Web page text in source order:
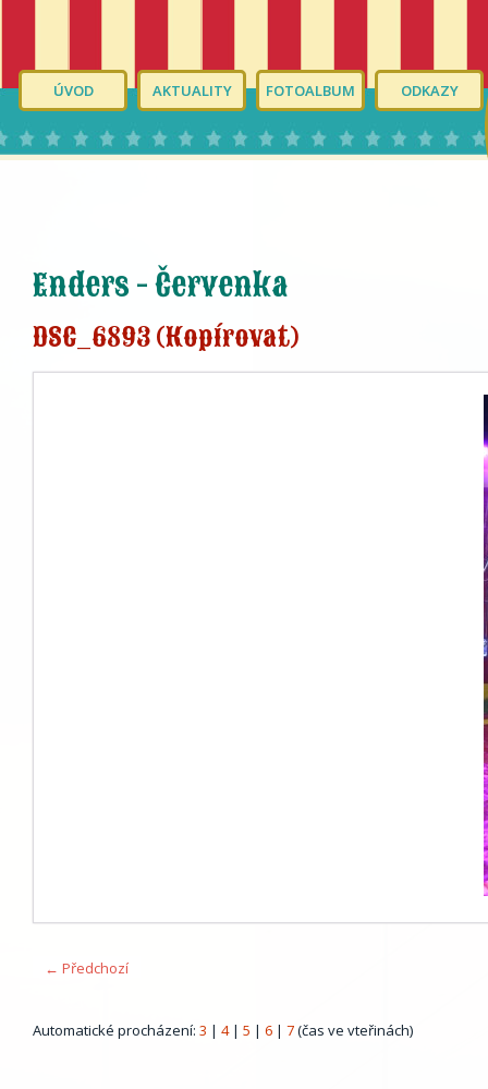
ÚVOD AKTUALITY FOTOALBUM ODKAZY
Enders - Červenka
DSC_6893 (Kopírovat)
← Předchozí
Automatické procházení: 3 | 4| 5 | 6 | 7(čas ve vteřinách)